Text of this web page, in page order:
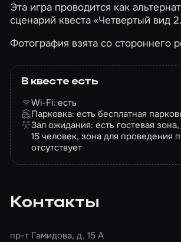
Эта игра проводится как
сценарий квеста«Четвертый вид
Фотография взята со стороннего
В квесте есть
Wi-Fi: есть
Парковка: есть бесплатная
Зал ожидания: есть гостевая
15 человек, зона для проведения
отсутствует
Контакты
пр-т Гамидова, д. 15 А